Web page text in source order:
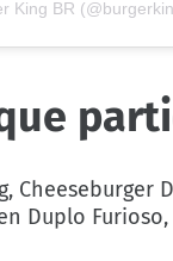
King BR
Cheeseburger
Duplo